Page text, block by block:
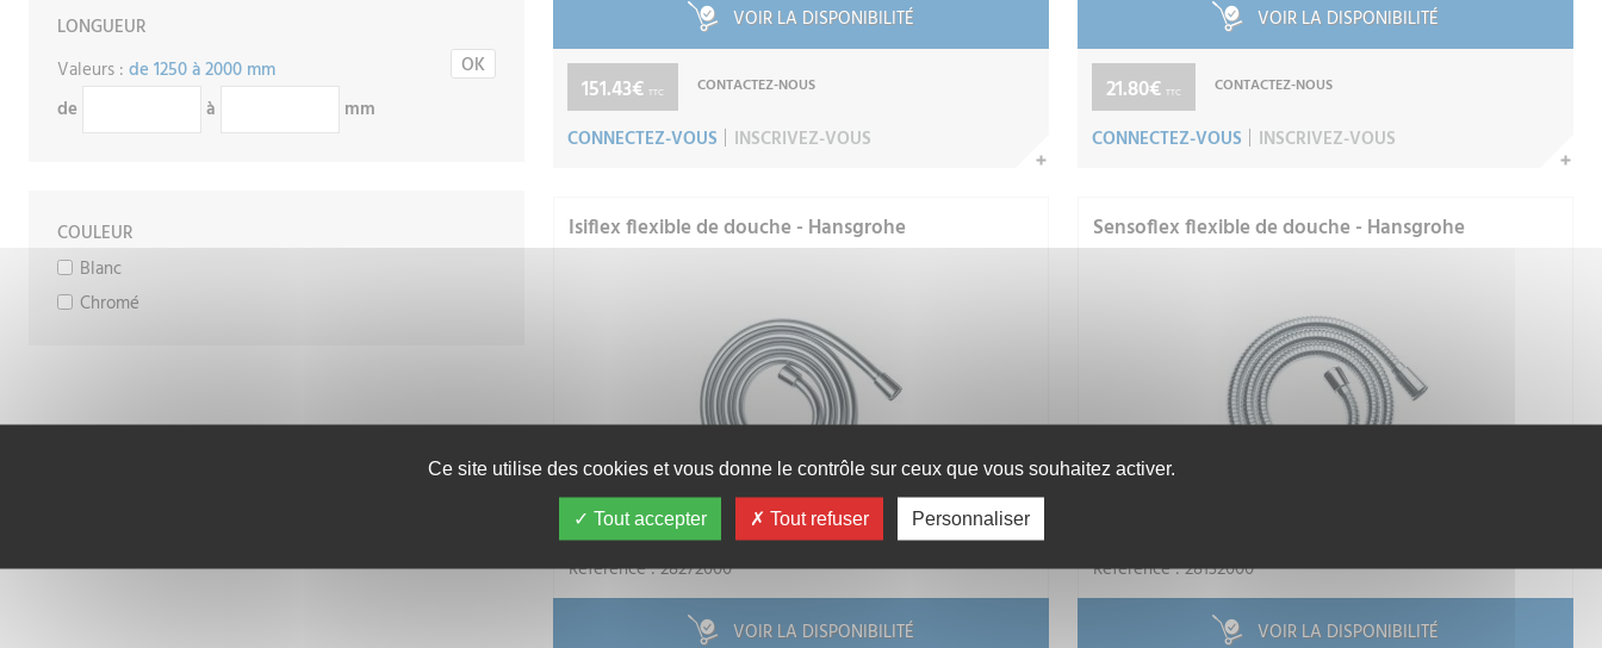
LONGUEUR
Valeurs : de 1250 à 2000 mm
de
à mm
COULEUR
Blanc
Chromé
VOIR LA DISPONIBILITÉ
151.43€ TTC CONTACTEZ-NOUS
CONNECTEZ-VOUS INSCRIVEZ-VOUS
VOIR LA DISPONIBILITÉ
21.80€ TTC CONTACTEZ-NOUS
CONNECTEZ-VOUS INSCRIVEZ-VOUS
Isiflex flexible de douche - Hansgrohe
HANSGROHE SARL
Référence : 28272000
VOIR LA DISPONIBILITÉ
Sensoflex flexible de douche - Hansgrohe
Référence : 28132000
VOIR LA DISPONIBILITÉ
Ce site utilise des cookies et vous donne le contrôle sur ceux que vous souhaitez activer.
Tout accepter Tout refuser Personnaliser